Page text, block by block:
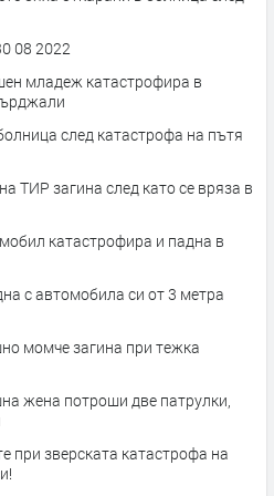
08 2022
младеж катастрофира в
след катастрофа на пътя
ТИР загина след като се вряза в
катастрофира и падна в
с автомобила си от 3 метра
момче загина при тежка
жена потроши две патрулки,
при зверската катастрофа на